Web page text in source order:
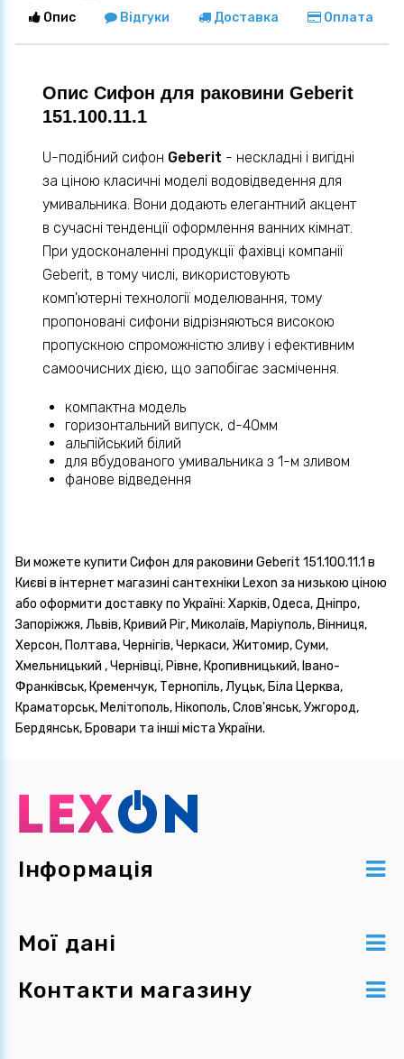
Опис Відгуки Доставка Оплата
Опис Сифон для раковини Geberit
151.100.11.1
U-подібний сифон Geberit - нескладні і вигідні
за ціною класичні моделі водовідведення для
умивальника. Вони додають елегантний акцент
в сучасні тенденції оформлення ванних кімнат.
При удосконаленні продукції фахівці компанії
Geberit, в тому числі, використовують
комп'ютерні технології моделювання, тому
пропоновані сифони відрізняються високою
пропускною спроможністю зливу і ефективним
самоочисних дією, що запобігає засмічення.
компактна модель
горизонтальний випуск, d-40мм
альпійський білий
для вбудованого умивальника з 1-м зливом
фанове відведення
Ви можете купити Сифон для раковини Geberit 151.100.11.1 в
Києві в інтернет магазині сантехніки Lexon за низькою ціною
або оформити доставку по Україні: Харків, Одеса, Дніпро,
Запоріжжя, Львів, Кривий Ріг, Миколаїв, Маріуполь, Вінниця,
Херсон, Полтава, Чернігів, Черкаси, Житомир, Суми,
Хмельницький , Чернівці, Рівне, Кропивницький, Івано-
Франківськ, Кременчук, Тернопіль, Луцьк, Біла Церква,
Краматорськ, Мелітополь, Нікополь, Слов'янськ, Ужгород,
Бердянськ, Бровари та інші міста України.
Інформація
Мої дані
Контакти магазину